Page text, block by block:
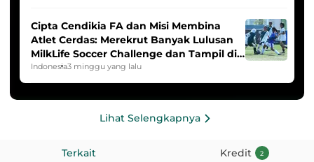
Cipta Cendikia FA dan Misi Membina
Atlet Cerdas: Merekrut Banyak Lulusan
MilkLife Soccer Challenge dan Tampil di
HYDROPLUS Soccer League
Indonesia3 minggu yang lalu
Lihat Selengkapnya
Terkait Kredit 2